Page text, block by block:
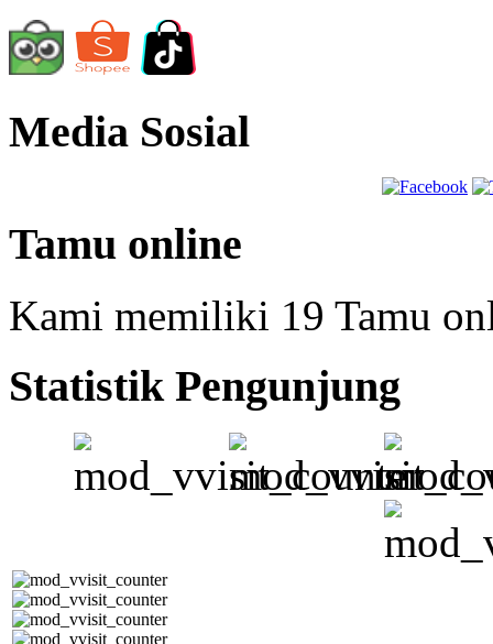
Media Sosial
Tamu online
Kami memiliki 19 Tamu
Statistik Pengunjung